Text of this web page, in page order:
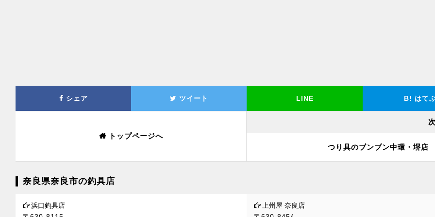
シェア ツイート LINE B! はて
トップページへ
つり具のブンブン中環・堺店
奈良県奈良市の釣具店
浜口釣具店
上州屋 奈良店